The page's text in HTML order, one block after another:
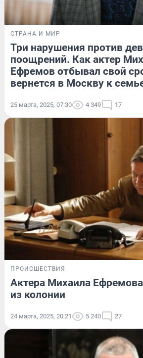
СТРАНА И МИР
Три нарушения против
поощрений. Как актер
Ефремов отбывал свой
вернется в Москву к
25 марта, 2025, 07:30 4 349 17
ПРОИСШЕСТВИЯ
Актера Михаила
из колонии
24 марта, 2025, 20:21 5 240 27